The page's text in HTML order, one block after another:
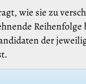
wie sie zu
Reihenfolge
der